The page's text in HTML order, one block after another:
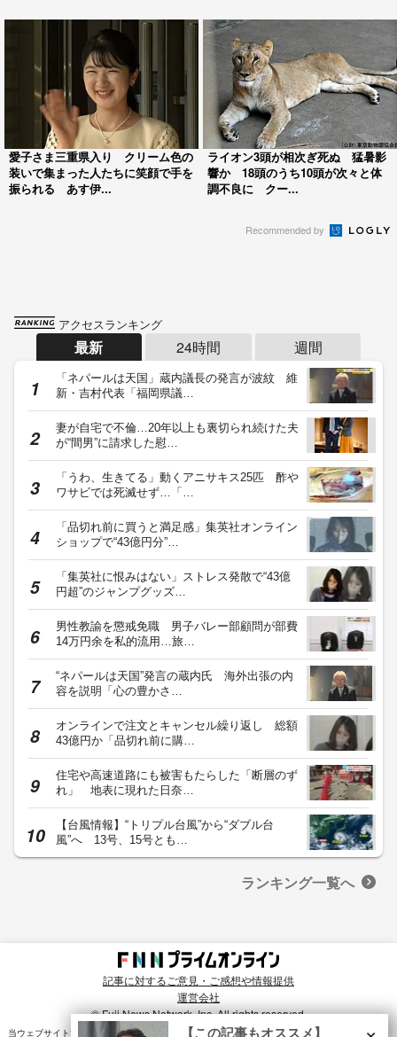
愛子さま三重県入り クリーム色の
装いで集まった人たちに笑顔で手を
振られる あす伊...
ライオン3頭が相次ぎ死ぬ 猛暑影
響か 18頭のうち10頭が次々と体
調不良に クー...
Recommended by
アクセスランキング
最新 24時間 週間
「ネパールは天国」蔵内議長の発言が波紋 維
新・吉村代表「福岡県議…
妻が自宅で不倫…20年以上も裏切られ続けた夫
が“間男”に請求した慰…
「うわ、生きてる」動くアニサキス25匹 酢や
ワサビでは死滅せず…「…
「品切れ前に買うと満足感」集英社オンライン
ショップで“43億円分”…
「集英社に恨みはない」ストレス発散で“43億
円超”のジャンプグッズ…
男性教諭を懲戒免職 男子バレー部顧問が部費
14万円余を私的流用…旅…
“ネパールは天国”発言の蔵内氏 海外出張の内
容を説明「心の豊かさ…
オンラインで注文とキャンセル繰り返し 総額
43億円か「品切れ前に購…
住宅や高速道路にも被害もたらした「断層のず
れ」 地表に現れた日奈…
【台風情報】“トリプル台風”から“ダブル台
風”へ 13号、15号とも…
ランキング一覧へ
記事に対するご意見・ご感想や情報提供
運営会社
© Fuji News Network, Inc. All rights reserved.
当ウェブサイトでは、ユーザのニーズ・興味・関⼼に合致したコンテンツや広告配信を提供する
【この記事もオススメ】